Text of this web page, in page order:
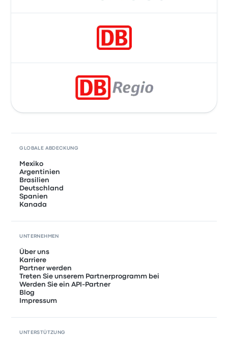
GLOBALE ABDECKUNG
Mexiko
Argentinien
Brasilien
Deutschland
Spanien
Kanada
UNTERNEHMEN
Über uns
Karriere
Partner werden
Treten Sie unserem Partnerprogramm bei
Werden Sie ein API-Partner
Blog
Impressum
UNTERSTÜTZUNG